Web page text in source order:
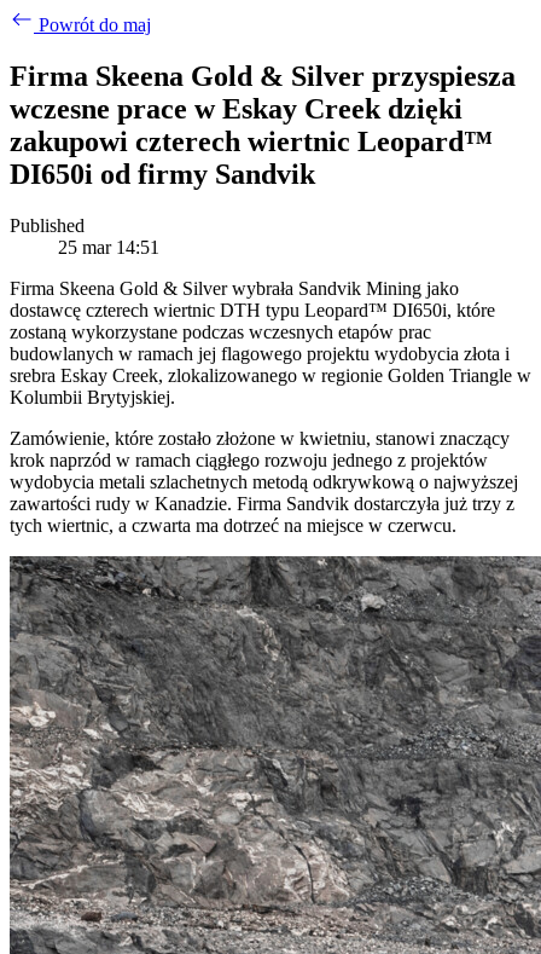
Powrót do maj
Firma Skeena Gold & Silver przyspiesza
wczesne prace w Eskay Creek dzięki
zakupowi czterech wiertnic Leopard™
DI650i od firmy Sandvik
Published
25 mar 14:51
Firma Skeena Gold & Silver wybrała Sandvik Mining jako
dostawcę czterech wiertnic DTH typu Leopard™ DI650i, które
zostaną wykorzystane podczas wczesnych etapów prac
budowlanych w ramach jej flagowego projektu wydobycia złota i
srebra Eskay Creek, zlokalizowanego w regionie Golden Triangle w
Kolumbii Brytyjskiej.
Zamówienie, które zostało złożone w kwietniu, stanowi znaczący
krok naprzód w ramach ciągłego rozwoju jednego z projektów
wydobycia metali szlachetnych metodą odkrywkową o najwyższej
zawartości rudy w Kanadzie. Firma Sandvik dostarczyła już trzy z
tych wiertnic, a czwarta ma dotrzeć na miejsce w czerwcu.